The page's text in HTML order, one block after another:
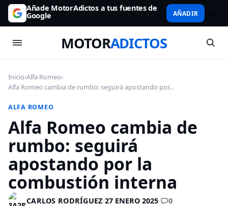
Añade MotorAdictos a tus fuentes de
Google AÑADIR
MOTORADICTOS
Inicio›Alfa Romeo›
Alfa Romeo cambia de rumbo: seguirá apostando por...
ALFA ROMEO
Alfa Romeo cambia de
rumbo: seguirá
apostando por la
combustión interna
CARLOS RODRÍGUEZ·27 ENERO 2025· 0